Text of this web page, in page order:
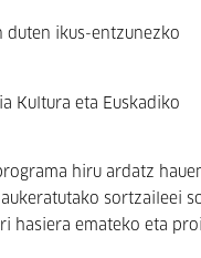
duten ikus-entzunezko
Kultura eta Euskadiko
hiru ardatz
sortzaileei
hasiera emateko eta